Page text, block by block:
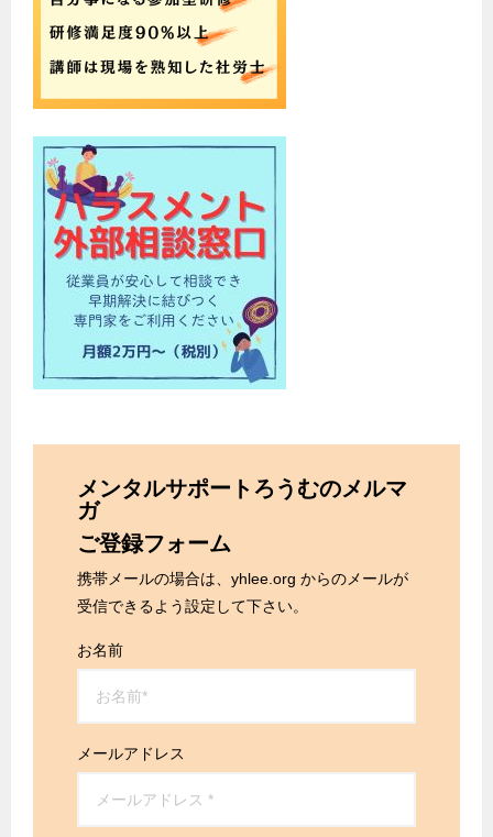
メンタルサポートろうむのメルマ
ガ
ご登録フォーム
携帯メールの場合は、yhlee.org からのメールが
受信できるよう設定して下さい。
お名前
メールアドレス